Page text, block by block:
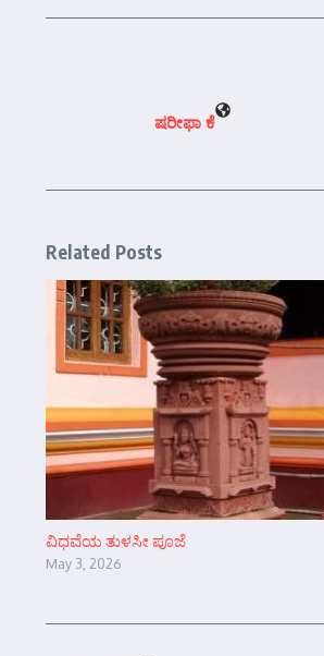
ಷರೀಫಾ ಕೆ
Related Posts
ವಿಧವೆಯ ತುಳಸೀ ಪೂಜೆ
May 3, 2026